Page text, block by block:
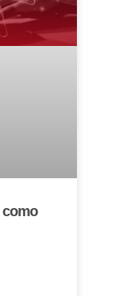
como